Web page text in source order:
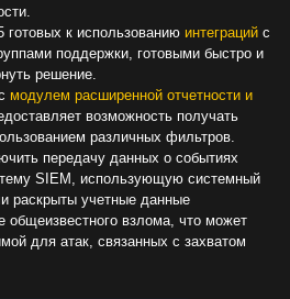
готовых к использованию интеграций с
поддержки, готовыми быстро и
решение.
модулем расширенной отчетности и
возможность получать
различных фильтров.
передачу данных о событиях
SIEM, использующую системный
раскрыты учетные данные
общеизвестного взлома, что может
для атак, связанных с захватом